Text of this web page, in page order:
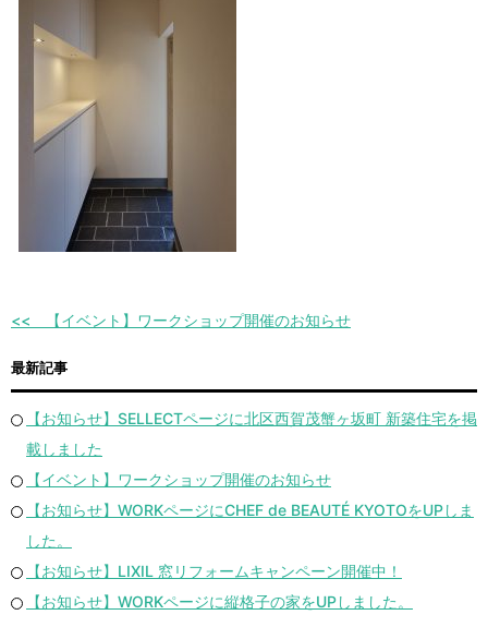
【イベント】ワークショップ開催のお知らせ
最新記事
【お知らせ】SELLECTページに北区西賀茂蟹ヶ坂町 新築住宅を掲
載しました
【イベント】ワークショップ開催のお知らせ
【お知らせ】WORKページにCHEF de BEAUTÉ KYOTOをUPしま
した。
【お知らせ】LIXIL 窓リフォームキャンペーン開催中！
【お知らせ】WORKページに縦格子の家をUPしました。